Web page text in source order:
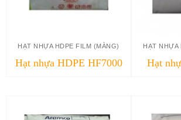
HẠT NHỰA HDPE FILM (MÀNG)
Hạt nhựa HDPE HF7000
HẠT NHỰA
Hạt